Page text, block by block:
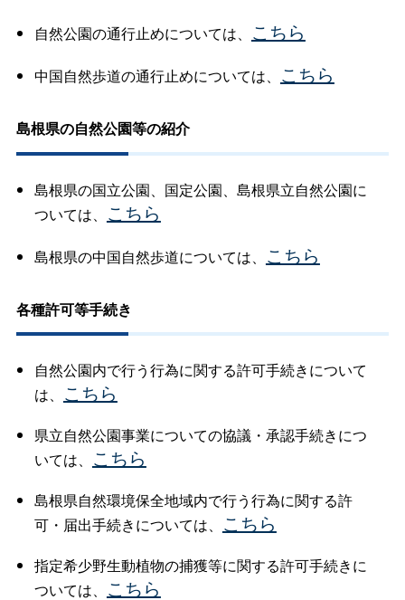
自然公園の通行止めについては、 こちら
中国自然歩道の通行止めについては、 こちら
島根県の自然公園等の紹介
島根県の国立公園、国定公園、島根県立自然公園に
ついては、 こちら
島根県の中国自然歩道については、 こちら
各種許可等手続き
自然公園内で行う行為に関する許可手続きについて
は、 こちら
県立自然公園事業についての協議・承認手続きにつ
いては、 こちら
島根県自然環境保全地域内で行う行為に関する許
可・届出手続きについては、 こちら
指定希少野生動植物の捕獲等に関する許可手続きに
ついては、 こちら